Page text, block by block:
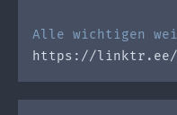
Alle wichtigen
https://linktr.ee/